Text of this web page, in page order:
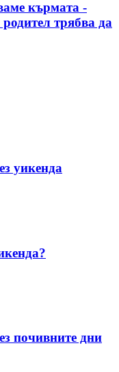
кърмата -
трябва да
уикенда
почивните дни